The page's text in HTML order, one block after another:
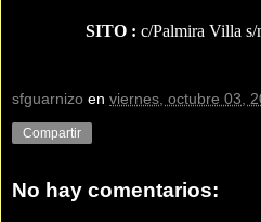
SITO : c/Palmira Villa
sfguarnizo en viernes, octubre 03,
Compartir
No hay comentarios: